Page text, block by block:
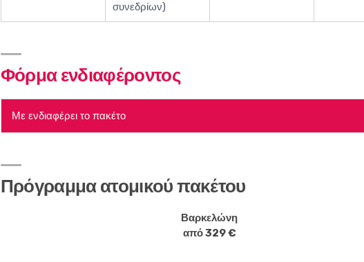
συνεδρίων)
Φόρμα ενδιαφέροντος
Με ενδιαφέρει το πακέτο
Πρόγραμμα ατομικού πακέτου
Βαρκελώνη
από 329 €